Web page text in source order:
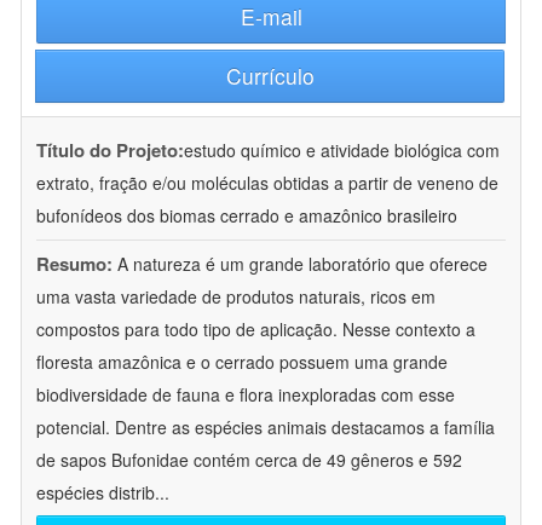
E-mail
Currículo
Título do Projeto:estudo químico e atividade biológica com
extrato, fração e/ou moléculas obtidas a partir de veneno de
bufonídeos dos biomas cerrado e amazônico brasileiro
Resumo: A natureza é um grande laboratório que oferece
uma vasta variedade de produtos naturais, ricos em
compostos para todo tipo de aplicação. Nesse contexto a
floresta amazônica e o cerrado possuem uma grande
biodiversidade de fauna e flora inexploradas com esse
potencial. Dentre as espécies animais destacamos a família
de sapos Bufonidae contém cerca de 49 gêneros e 592
espécies distrib...